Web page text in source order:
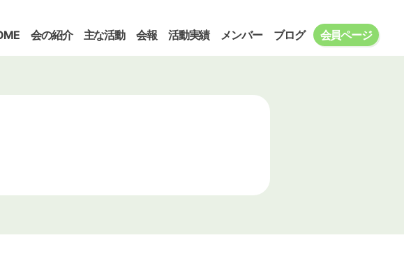
会の紹介 主な活動 会報 活動実績 メンバー ブログ 会員ページ